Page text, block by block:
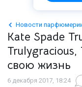
Новости
Kate Spade
Trulygracious,
свою жизнь
6 декабря 2017, 18:24